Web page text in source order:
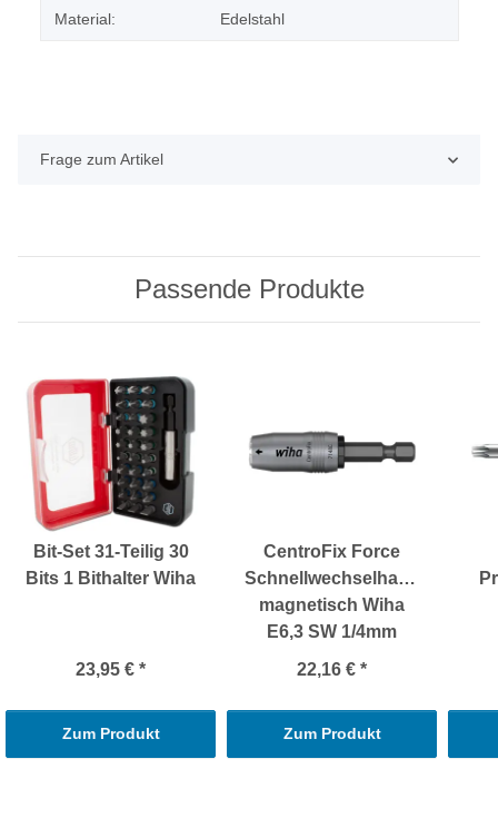
Material: Edelstahl
Frage zum Artikel
Passende Produkte
Bit-Set 31-Teilig 30
Bits 1 Bithalter Wiha
23,95 € *
Zum Produkt
CentroFix Force
Schnellwechselhalter
magnetisch Wiha
E6,3 SW 1/4mm
22,16 € *
Zum Produkt